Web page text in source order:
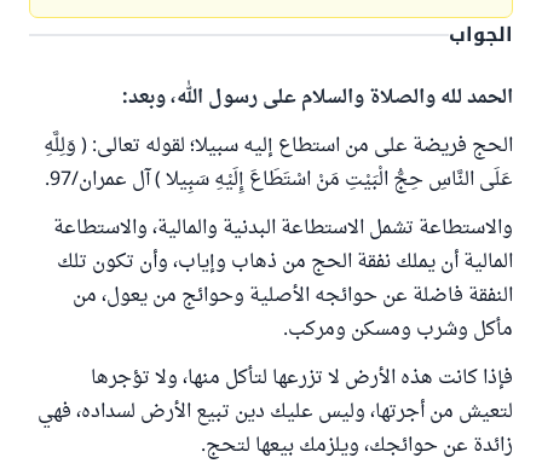
الجواب
الحمد لله والصلاة والسلام على رسول الله، وبعد:
الحج فريضة على من استطاع إليه سبيلا؛ لقوله تعالى: ( وَلِلَّهِ
عَلَى النَّاسِ حِجُّ الْبَيْتِ مَنْ اسْتَطَاعَ إِلَيْهِ سَبِيلا ) آل عمران/97.
والاستطاعة تشمل الاستطاعة البدنية والمالية، والاستطاعة
المالية أن يملك نفقة الحج من ذهاب وإياب، وأن تكون تلك
النفقة فاضلة عن حوائجه الأصلية وحوائج من يعول، من
مأكل وشرب ومسكن ومركب.
فإذا كانت هذه الأرض لا تزرعها لتأكل منها، ولا تؤجرها
لتعيش من أجرتها، وليس عليك دين تبيع الأرض لسداده، فهي
زائدة عن حوائجك، ويلزمك بيعها لتحج.